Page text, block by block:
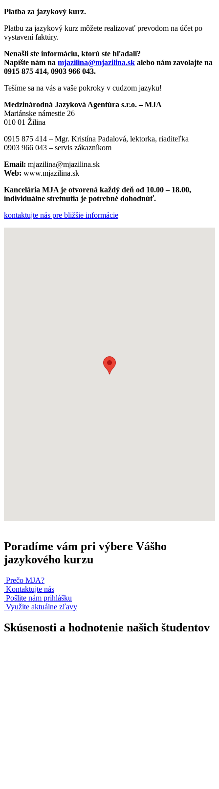
Platba za jazykový kurz.
Platbu za jazykový kurz môžete realizovať prevodom na účet po
vystavení faktúry.
Nenašli ste informáciu, ktorú ste hľadali?
Napíšte nám na mjazilina@mjazilina.sk alebo nám zavolajte na
0915 875 414, 0903 966 043.
Tešíme sa na vás a vaše pokroky v cudzom jazyku!
Medzinárodná Jazyková Agentúra s.r.o. – MJA
Mariánske námestie 26
010 01 Žilina
0915 875 414 – Mgr. Kristína Padalová, lektorka, riaditeľka
0903 966 043 – servis zákazníkom
Email: mjazilina@mjazilina.sk
Web: www.mjazilina.sk
Kancelária MJA je otvorená každý deň od 10.00 – 18.00,
individuálne stretnutia je potrebné dohodnúť.
kontaktujte nás pre bližšie informácie
Poradíme vám pri výbere Vášho
jazykového kurzu
Prečo MJA?
Kontaktujte nás
Pošlite nám prihlášku
Využite aktuálne zľavy
Skúsenosti a hodnotenie našich študentov